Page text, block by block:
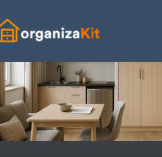
para
o
conteúdo